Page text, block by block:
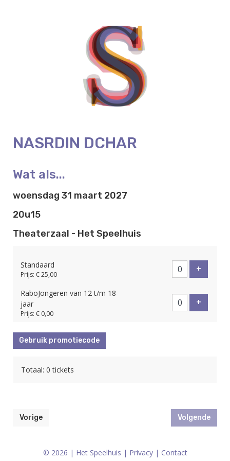
NASRDIN DCHAR
Wat als...
woensdag 31 maart 2027
20u15
Theaterzaal - Het Speelhuis
Standaard
Prijs: € 25,00
+
RaboJongeren van 12 t/m 18
jaar
Prijs: € 0,00
+
Gebruik promotiecode
Totaal: 0 tickets
Vorige Volgende
© 2026 | Het Speelhuis | Privacy| Contact